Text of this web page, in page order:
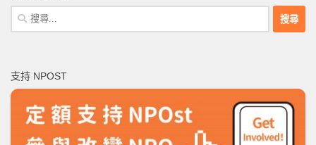
搜
尋
字:
支持 NPOST